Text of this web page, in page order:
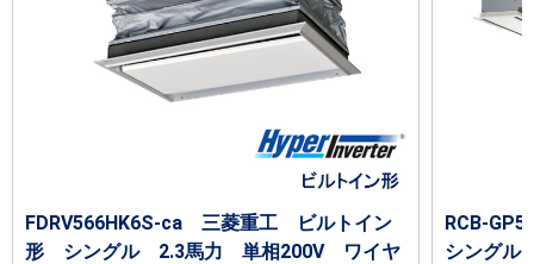
FDRV566HK6S-ca 三菱重工 ビルトイン
形 シングル 2.3馬力 単相200V ワイヤ
RCB-
シング